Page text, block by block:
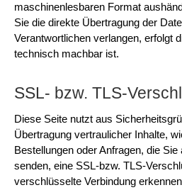
maschinenlesbaren Format
Sie die direkte Übertragung der
Verantwortlichen verlangen, erfolgt
technisch machbar ist.
SSL- bzw. TLS-
Diese Seite nutzt aus
Übertragung vertraulicher Inhalte,
Bestellungen oder Anfragen, die
senden, eine SSL-bzw. TLS-
verschlüsselte Verbindung